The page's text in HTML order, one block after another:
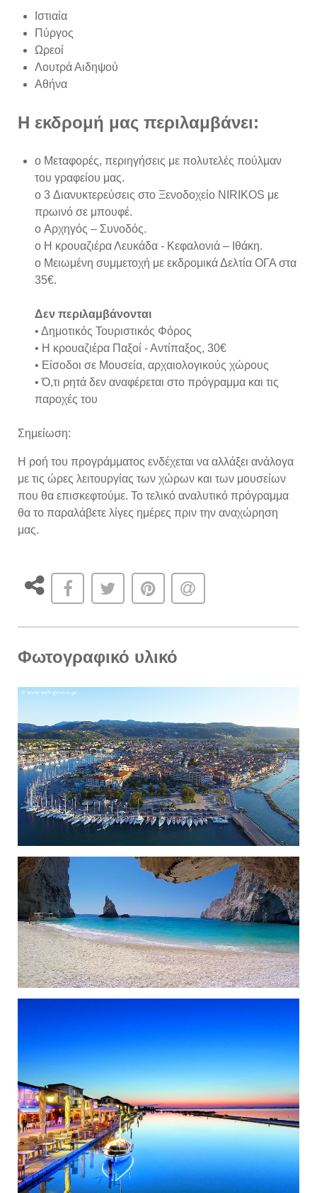
Ιστιαία
Πύργος
Ωρεοί
Λουτρά Αιδηψού
Αθήνα
Η εκδρομή μας περιλαμβάνει:
o Μεταφορές, περιηγήσεις με πολυτελές πούλμαν
του γραφείου μας.
o 3 Διανυκτερεύσεις στο Ξενοδοχείο NIRIKOS με
πρωινό σε μπουφέ.
o Αρχηγός – Συνοδός.
o Η κρουαζιέρα Λευκάδα - Κεφαλονιά – Ιθάκη.
o Μειωμένη συμμετοχή με εκδρομικά Δελτία ΟΓΑ στα
35€.
Δεν περιλαμβάνονται
• Δημοτικός Τουριστικός Φόρος
• Η κρουαζιέρα Παξοί - Αντίπαξος, 30€
• Είσοδοι σε Μουσεία, αρχαιολογικούς χώρους
• Ό,τι ρητά δεν αναφέρεται στο πρόγραμμα και τις
παροχές του
Σημείωση:
Η ροή του προγράμματος ενδέχεται να αλλάξει ανάλογα
με τις ώρες λειτουργίας των χώρων και των μουσείων
που θα επισκεφτούμε. Το τελικό αναλυτικό πρόγραμμα
θα το παραλάβετε λίγες ημέρες πριν την αναχώρηση
μας.
Φωτογραφικό υλικό